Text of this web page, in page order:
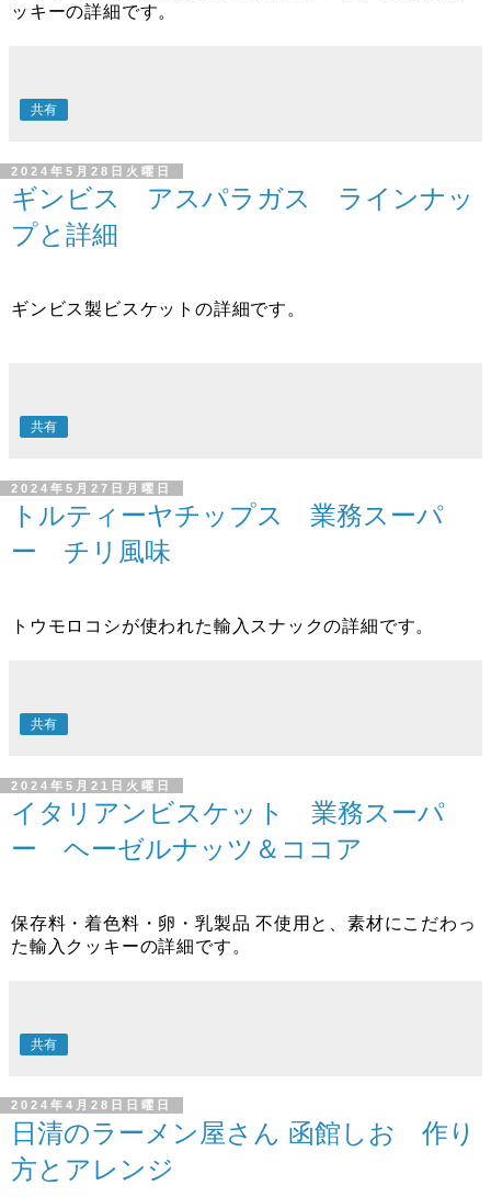
ッキーの詳細です。
共有
2024年5月28日火曜日
ギンビス アスパラガス ラインナッ
プと詳細
ギンビス製ビスケットの詳細です。
共有
2024年5月27日月曜日
トルティーヤチップス 業務スーパ
ー チリ風味
トウモロコシが使われた輸入スナックの詳細です。
共有
2024年5月21日火曜日
イタリアンビスケット 業務スーパ
ー ヘーゼルナッツ＆ココア
保存料・着色料・卵・乳製品 不使用と、素材にこだわっ
た輸入クッキーの詳細です。
共有
2024年4月28日日曜日
日清のラーメン屋さん 函館しお 作り
方とアレンジ